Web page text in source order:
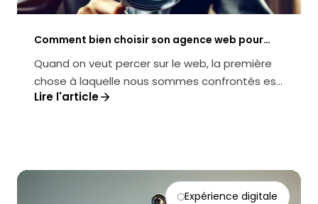
Comment bien choisir son agence web pour
son projet de site ecommerce ?
Quand on veut percer sur le web, la première
chose à laquelle nous sommes confrontés est
la problématique : ok, mais com...
Lire l'article
Expérience digitale